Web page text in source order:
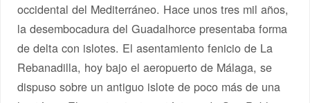
occidental del Mediterráneo. Hace unos tres mil años,
la desembocadura del Guadalhorce presentaba forma
de delta con islotes. El asentamiento fenicio de La
Rebanadilla, hoy bajo el aeropuerto de Málaga, se
dispuso sobre un antiguo islote de poco más de una